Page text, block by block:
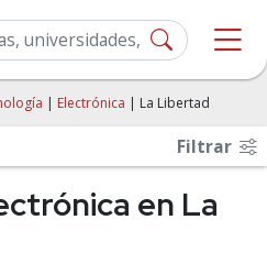
| Electrónica | La Libertad
Filtrar
en La